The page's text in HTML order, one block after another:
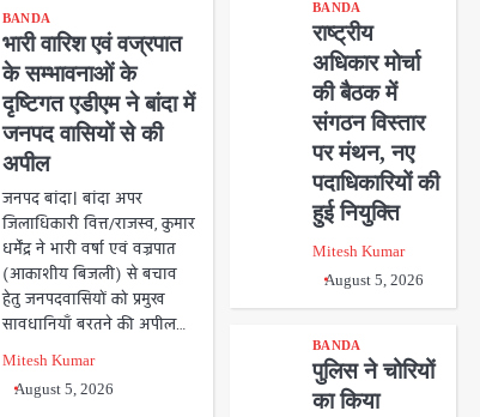
BANDA
भारी वारिश एवं वज्रपात
के सम्भावनाओं के
दृष्टिगत एडीएम ने बांदा में
जनपद वासियों से की
अपील
जनपद बांदा। बांदा अपर
जिलाधिकारी वित्त/राजस्व, कुमार
धर्मेंद्र ने भारी वर्षा एवं वज्रपात
(आकाशीय बिजली) से बचाव
हेतु जनपदवासियों को प्रमुख
सावधानियाँ बरतने की अपील…
Mitesh Kumar
August 5, 2026
BANDA
राष्ट्रीय
अधिकार मोर्चा
की बैठक में
संगठन विस्तार
पर मंथन, नए
पदाधिकारियों की
हुई नियुक्ति
Mitesh Kumar
August 5, 2026
BANDA
पुलिस ने चोरियों
का किया